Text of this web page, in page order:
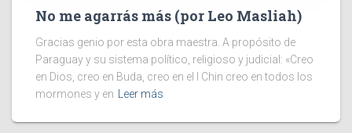
No me agarrás más (por Leo Masliah)
Gracias genio por esta obra maestra. A propósito de
Paraguay y su sistema político, religioso y judicial: «Creo
en Dios, creo en Buda, creo en el I Chin creo en todos los
mormones y en
Leer más